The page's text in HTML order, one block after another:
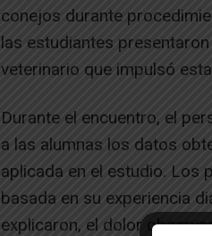
conejos durante
las estudiantes
veterinario que impulsó
Durante el encuentro, el
a las alumnas los datos
aplicada en el estudio. Los
basada en su experiencia
explicaron, el dolor